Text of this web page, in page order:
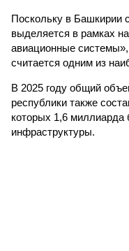
Поскольку в Башкирии
выделяется в рамках
авиационные
считается одним из
В 2025 году общий
республики также
которых 1,6 миллиарда
инфраструктуры.